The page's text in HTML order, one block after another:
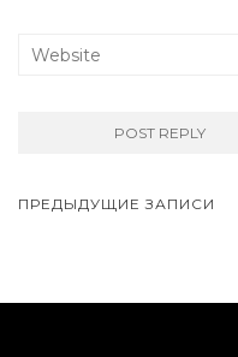
ПРЕДЫДУЩИЕ ЗАПИСИ